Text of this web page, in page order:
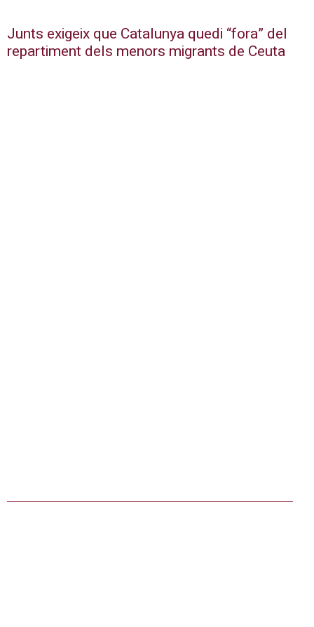
Junts exigeix que Catalunya quedi “fora” del
repartiment dels menors migrants de Ceuta